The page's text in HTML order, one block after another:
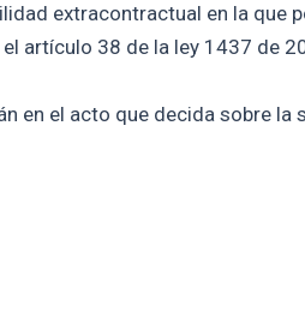
extracontractual en la
artículo 38 de la ley 1437 de
en el acto que decida sobre la